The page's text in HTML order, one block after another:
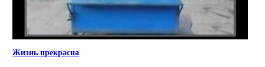
Жизнь прекрасна